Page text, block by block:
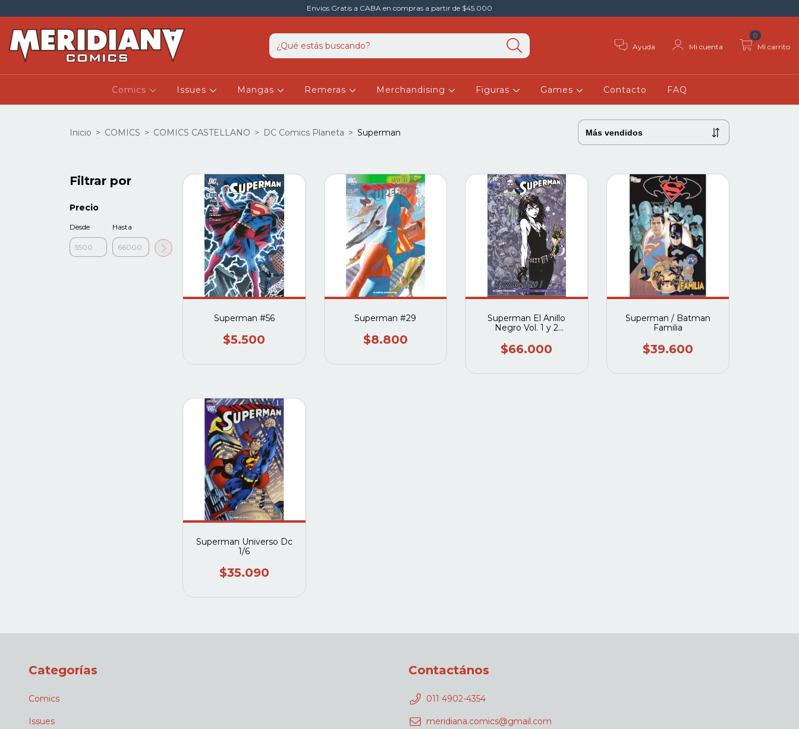
Envios Gratis a CABA en compras a partir de $45.000
Ayuda Mi cuenta Mi carrito
0
Comics Issues Mangas Remeras Merchandising Figuras Games Contacto FAQ
Inicio > COMICS > COMICS CASTELLANO > DC Comics Planeta > Superman
Filtrar por
Precio
Desde Hasta
Superman #56
$5.500
Superman #29
$8.800
Superman El Anillo
Negro Vol. 1 y 2
$66.000
Superman / Batman
Familia
$39.600
Superman Universo Dc
1/6
$35.090
Categorías
Comics
Issues
Contactános
011 4902-4354
meridiana.comics@gmail.com